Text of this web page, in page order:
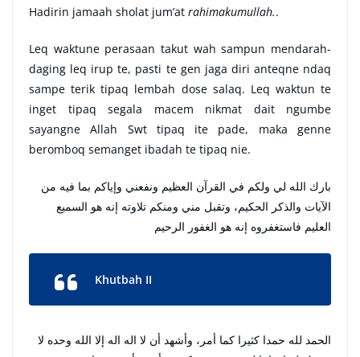
Hadirin jamaah sholat jum’at rahimakumullah..
Leq waktune perasaan takut wah sampun mendarah-
daging leq irup te, pasti te gen jaga diri anteqne ndaq
sampe terik tipaq lembah dose salaq. Leq waktun te
inget tipaq segala macem nikmat dait ngumbe
sayangne Allah Swt tipaq ite pade, maka genne
beromboq semanget ibadah te tipaq nie.
بارك الله لي ولكم في القرآن العظيم ونفعني وإياكم بما فيه من
الآيات والذكر الحكيم، وتقبل مني ومنكم تلاوته إنه هو السميع
العليم فاستغفروه إنه هو الغفور الرحيم
Khutbah II
الحمد لله حمدا كثيرا كما أمر، وأشهد أن لا اله اله إلا الله وحده لا